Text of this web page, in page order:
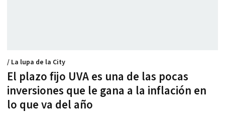
El plazo fijo UVA es una de las pocas
inversiones que le gana a la inflación en
lo que va del año
/ La lupa de la City